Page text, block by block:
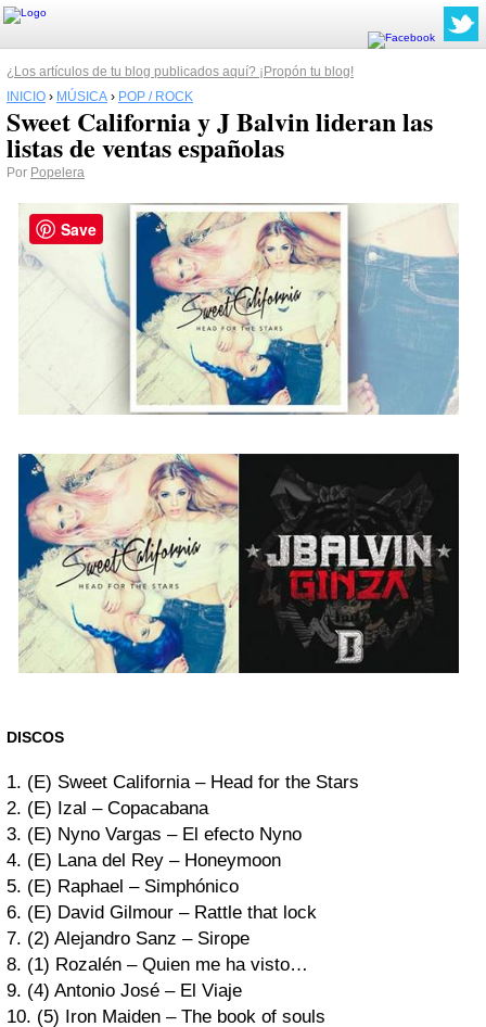
¿Los artículos de tu blog publicados aquí? ¡Propón tu blog!
INICIO › MÚSICA › POP / ROCK
Sweet California y J Balvin lideran las
listas de ventas españolas
Por Popelera
DISCOS
1. (E) Sweet California – Head for the Stars
2. (E) Izal – Copacabana
3. (E) Nyno Vargas – El efecto Nyno
4. (E) Lana del Rey – Honeymoon
5. (E) Raphael – Simphónico
6. (E) David Gilmour – Rattle that lock
7. (2) Alejandro Sanz – Sirope
8. (1) Rozalén – Quien me ha visto…
9. (4) Antonio José – El Viaje
10. (5) Iron Maiden – The book of souls
Save